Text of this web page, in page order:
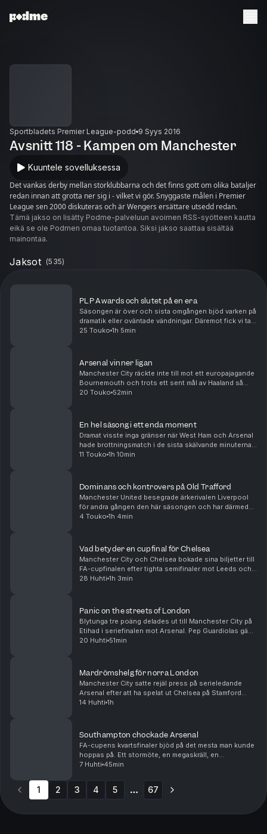
Sportbladets Premier League-podd 9 Syys 2016
Avsnitt 118 - Kampen om Manchester
Kuuntele sovelluksessa
Det vankas derby mellan storklubbarna och det finns gott om olika bataljer
redan innan att grotta ner sig i - vilket vi gör. Snyggaste målen i Premier
League sen 2000 diskuteras och är Wengers ersättare utsedd redan.
Tämä jakso on lisätty Podme-palveluun avoimen RSS-syötteen kautta
eikä se ole Podmen omaa tuotantoa. Siksi jakso saattaa sisältää
mainontaa.
Jaksot (535)
PLP Awards och slutet på en era
Säsongen är över och sista omgången bjöd varken på
dramatik eller oväntade vändningar. Däremot fick vi ta
avsked av några riktiga ikoner. Vi tar ut säsongens
25 Touko 1h 5min
Arsenal vinner ligan
Manchester City räckte inte till mot ett europajagande
Bournemouth och trots ett sent mål av Haaland så
kunde Arsenal titulera sig ligavinnare med en omgång
20 Touko 52min
En hel säsong i ett enda moment
Dramat visste inga gränser när West Ham och Arsenal
hade brottningsmatch i de sista skälvande minuterna
av söndagens drabbning. För Arsenal fanns en titel
11 Touko 1h 10min
Dominans och kontrovers på Old Trafford
Manchester United besegrade ärkerivalen Liverpool
för andra gången den här säsongen och har därmed
matematiskt säkrat sin medverkan i nästa säsongs
4 Touko 1h 4min
Vad betyder en cupfinal för Chelsea
Manchester City och Chelsea bokade sina biljetter till
FA-cupfinalen efter tighta semifinaler mot Leeds och
Southampton respektive. Vi pratar tränarbyten och
28 Huhti 1h 3min
Panic on the streets of London
Blytunga tre poäng delades ut till Manchester City på
Etihad i seriefinalen mot Arsenal. Pep Guardiolas gäng
har därmed hämtat upp Arsenals försprång och får nu
20 Huhti 51min
Mardrömshelg för norra London
Manchester City satte rejäl press på serieledande
Arsenal efter att ha spelat ut Chelsea på Stamford
Bridge dagen efter Arsenal gått på pumpen hemma
14 Huhti 1h
Southampton chockade Arsenal
FA-cupens kvartsfinaler bjöd på det mesta man kunde
hoppas på. Ett stormöte, en megaskräll, en
straffläggning och en total överkörning. Patrik Syk
sydkust...
7 Huhti 45min
1 2 3 4 5 67